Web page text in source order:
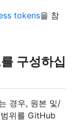
tokens을 참
구성하십
경우, 원본 및/
위를 GitHub